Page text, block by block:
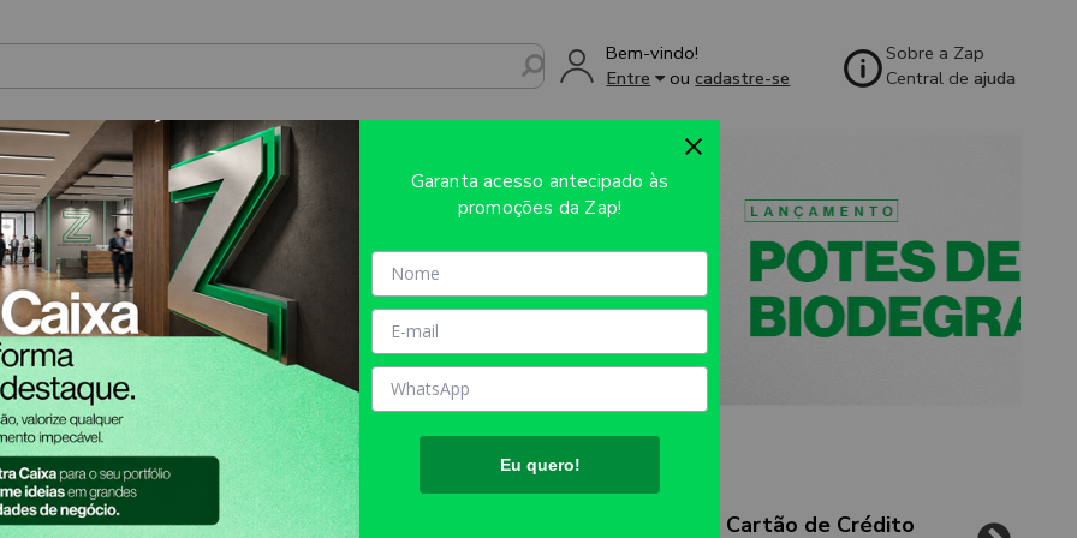
Bem-vindo!
Entre
oucadastre-se
Sobre a Zap
Central deajuda
Atendimento Cartão de Crédito
Garanta acesso antecipado às
promoções da Zap!
Eu quero!